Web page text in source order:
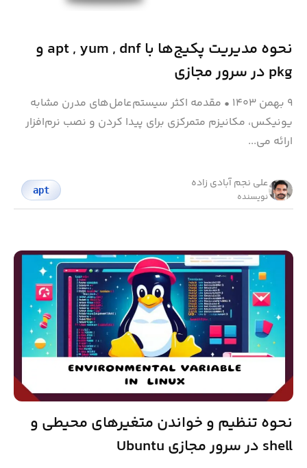
نحوه مدیریت پکیج‌ها با apt , yum , dnf و
pkg در سرور مجازی
۹ بهمن ۱۴۰۳ • مقدمه اکثر سیستم‌عامل‌های مدرن مشابه
یونیکس، مکانیزم متمرکزی برای پیدا کردن و نصب نرم‌افزار
ارائه می...
علی نجم آبادی زاده
نویسنده
apt
نحوه تنظیم و خواندن متغیرهای محیطی و
shell در سرور مجازی Ubuntu